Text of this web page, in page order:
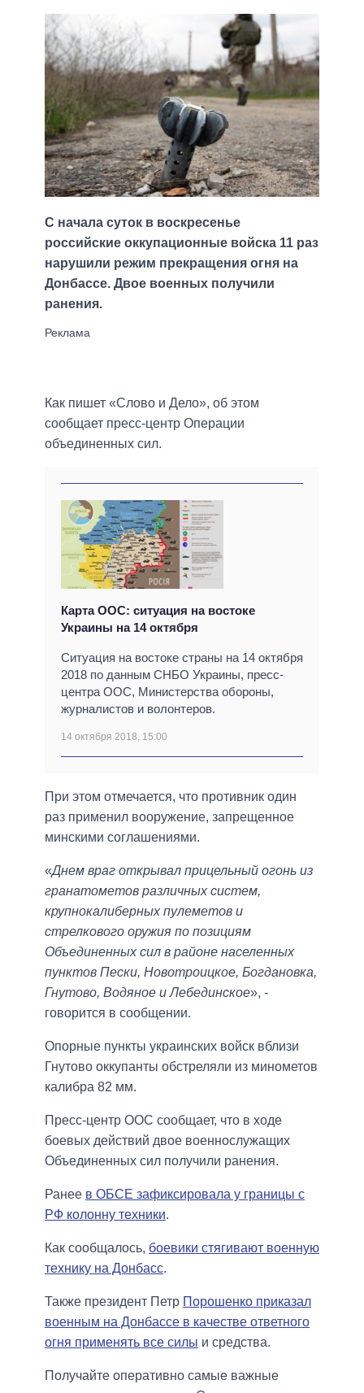
С начала суток в воскресенье
российские оккупационные войска 11 раз
нарушили режим прекращения огня на
Донбассе. Двое военных получили
ранения.
Как пишет «Слово и Дело», об этом
сообщает пресс-центр Операции
объединенных сил.
Карта ООС: ситуация на востоке
Украины на 14 октября
Ситуация на востоке страны на 14 октября
2018 по данным СНБО Украины, пресс-
центра ООС, Министерства обороны,
журналистов и волонтеров.
14 октября 2018, 15:00
При этом отмечается, что противник один
раз применил вооружение, запрещенное
минскими соглашениями.
«Днем враг открывал прицельный огонь из
гранатометов различных систем,
крупнокалиберных пулеметов и
стрелкового оружия по позициям
Объединенных сил в районе населенных
пунктов Пески, Новотроицкое, Богдановка,
Гнутово, Водяное и Лебединское», -
говорится в сообщении.
Опорные пункты украинских войск вблизи
Гнутово оккупанты обстреляли из минометов
калибра 82 мм.
Пресс-центр ООС сообщает, что в ходе
боевых действий двое военнослужащих
Объединенных сил получили ранения.
Ранее в ОБСЕ зафиксировала у границы с
РФ колонну техники.
Как сообщалось, боевики стягивают военную
технику на Донбасс.
Также президент Петр Порошенко приказал
военным на Донбассе в качестве ответного
огня применять все силы и средства.
Получайте оперативно самые важные